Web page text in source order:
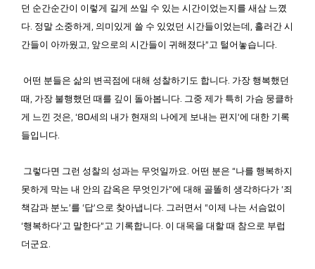
던 순간순간이 이렇게 길게 쓰일 수 있는 시간이었는지를 새삼 느꼈
다. 정말 소중하게, 의미있게 쓸 수 있었던 시간들이었는데, 흘러간 시
간들이 아까웠고, 앞으로의 시간들이 귀해졌다”고 털어놓습니다.
어떤 분들은 삶의 변곡점에 대해 성찰하기도 합니다. 가장 행복했던
때, 가장 불행했던 때를 깊이 돌아봅니다. 그중 제가 특히 가슴 뭉클하
게 느낀 것은, ‘80세의 내가 현재의 나에게 보내는 편지’에 대한 기록
들입니다.
그렇다면 그런 성찰의 성과는 무엇일까요. 어떤 분은 “나를 행복하지
못하게 막는 내 안의 감옥은 무엇인가”에 대해 골똘히 생각하다가 ‘죄
책감과 분노’를 ‘답’으로 찾아냅니다. 그러면서 “이제 나는 서슴없이
‘행복하다’고 말한다”고 기록합니다. 이 대목을 대할 때 참으로 부럽
더군요.